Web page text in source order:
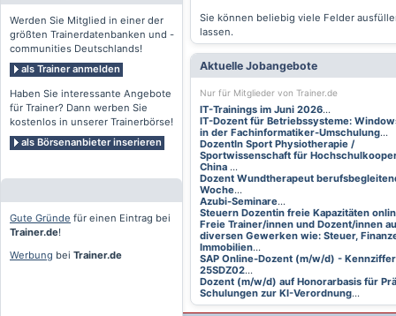
Werden Sie Mitglied in einer der
größten Trainerdatenbanken und -
communities Deutschlands!
als Trainer anmelden
Haben Sie interessante Angebote
für Trainer? Dann werben Sie
kostenlos in unserer Trainerbörse!
als Börsenanbieter inserieren
Gute Gründe für einen Eintrag bei
Trainer.de!
Werbung bei Trainer.de
Sie können beliebig viele Felder
lassen.
Aktuelle Jobangebote
Nur für Mitglieder von Trainer.de
IT-Trainings im Juni 2026...
IT-Dozent für Betriebssysteme:
in der Fachinformatiker-Umschulung...
DozentIn Sport Physiotherapie /
Sportwissenschaft für
China ...
Dozent Wundtherapeut
Woche...
Azubi-Seminare...
Steuern Dozentin freie Kapazitäten
Freie Trainer/innen und Dozent/innen
diversen Gewerken wie: Steuer,
Immobilien...
SAP Online-Dozent (m/w/d) -
25SDZ02...
Dozent (m/w/d) auf Honorarbasis für
Schulungen zur KI-Verordnung...